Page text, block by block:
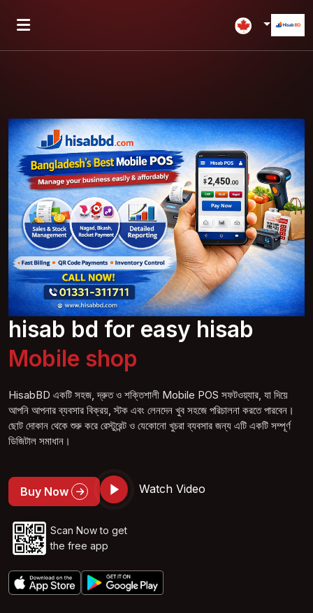
hisab bd for easy hisab
Mobile shop
HisabBD একটি সহজ, দ্রুত ও শক্তিশালী Mobile POS সফটওয়্যার, যা দিয়ে
আপনি আপনার ব্যবসার বিক্রয়, স্টক এবং লেনদেন খুব সহজে পরিচালনা করতে পারবেন।
ছোট দোকান থেকে শুরু করে রেস্টুরেন্ট ও যেকোনো খুচরা ব্যবসার জন্য এটি একটি সম্পূর্ণ
ডিজিটাল সমাধান।
Buy Now Watch Video
Scan Now to get
the free app